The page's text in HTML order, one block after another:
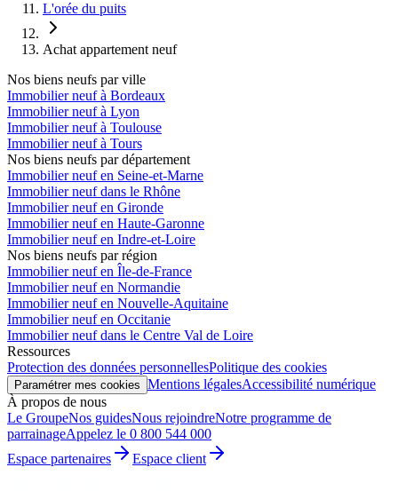
L'orée du puits
Achat appartement neuf
Nos biens neufs par ville
Immobilier neuf à Bordeaux
Immobilier neuf à Lyon
Immobilier neuf à Toulouse
Immobilier neuf à Tours
Nos biens neufs par département
Immobilier neuf en Seine-et-Marne
Immobilier neuf dans le Rhône
Immobilier neuf en Gironde
Immobilier neuf en Haute-Garonne
Immobilier neuf en Indre-et-Loire
Nos biens neufs par région
Immobilier neuf en Île-de-France
Immobilier neuf en Normandie
Immobilier neuf en Nouvelle-Aquitaine
Immobilier neuf en Occitanie
Immobilier neuf dans le Centre Val de Loire
Ressources
Protection des données personnellesPolitique des cookies
Paramétrer mes cookies Mentions légalesAccessibilité numérique
À propos de nous
Le GroupeNos guidesNous rejoindreNotre programme de
parrainageAppelez le 0 800 544 000
Espace partenaires
Espace client